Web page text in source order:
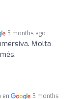
5 months ago
Molta
en
5 months